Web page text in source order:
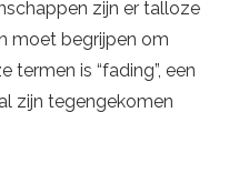
zijn er talloze
moet begrijpen om
termen is “fading”, een
zijn tegengekomen